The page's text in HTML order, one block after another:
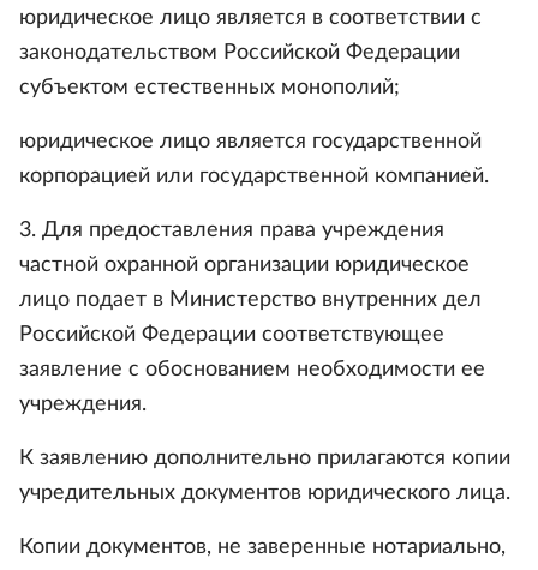
юридическое лицо является в соответствии с
законодательством Российской Федерации
субъектом естественных монополий;
юридическое лицо является государственной
корпорацией или государственной компанией.
3. Для предоставления права учреждения
частной охранной организации юридическое
лицо подает в Министерство внутренних дел
Российской Федерации соответствующее
заявление с обоснованием необходимости ее
учреждения.
К заявлению дополнительно прилагаются копии
учредительных документов юридического лица.
Копии документов, не заверенные нотариально,